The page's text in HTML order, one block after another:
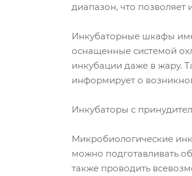
диапазон, что позволяет
Инкубаторные шкафы
оснащенные системой
инкубации даже в жару.
информирует о
Инкубаторы с
Микробиологические
можно подготавливать
также проводить